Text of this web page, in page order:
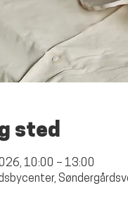
sted
10:00 – 13:00